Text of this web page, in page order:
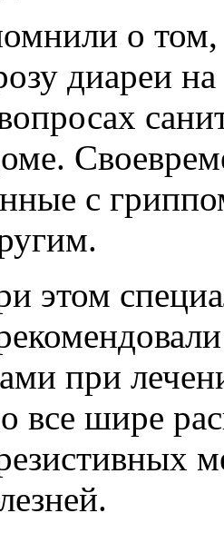
о том,
диареи
с
этом
при
все шире